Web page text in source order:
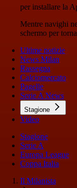
per installare la
Mentre navighi
schermo per
Ultime notizie
News Milan
Rassegna
Calciomercato
Pagelle
Serie A News
Stagione
Video
Stagione
Serie A
Europa League
Coppa Italia
Il Milanista